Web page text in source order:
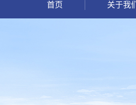
首页 关于我们